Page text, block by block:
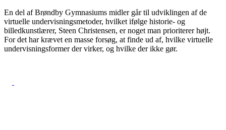
En del af Brøndby Gymnasiums midler går til udviklingen af de
virtuelle undervisningsmetoder, hvilket ifølge historie- og
billedkunstlærer, Steen Christensen, er noget man prioriterer højt.
For det har krævet en masse forsøg, at finde ud af, hvilke virtuelle
undervisningsformer der virker, og hvilke der ikke gør.